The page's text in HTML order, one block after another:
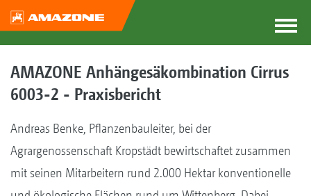
AMAZONE Anhängesäkombination Cirrus
6003-2 - Praxisbericht
Andreas Benke, Pflanzenbauleiter, bei der
Agrargenossenschaft Kropstädt bewirtschaftet zusammen
mit seinen Mitarbeitern rund 2.000 Hektar konventionelle